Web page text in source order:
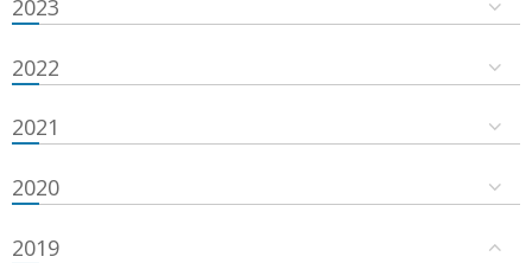
2023
2022
2021
2020
2019